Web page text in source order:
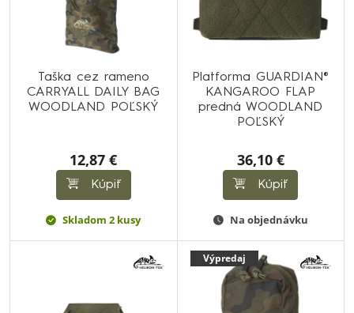
Taška cez rameno
CARRYALL DAILY BAG
WOODLAND POĽSKÝ
12,87 €
Kúpiť
Skladom 2 kusy
Platforma GUARDIAN®
KANGAROO FLAP
predná WOODLAND
POĽSKÝ
36,10 €
Kúpiť
Na objednávku
Výpredaj